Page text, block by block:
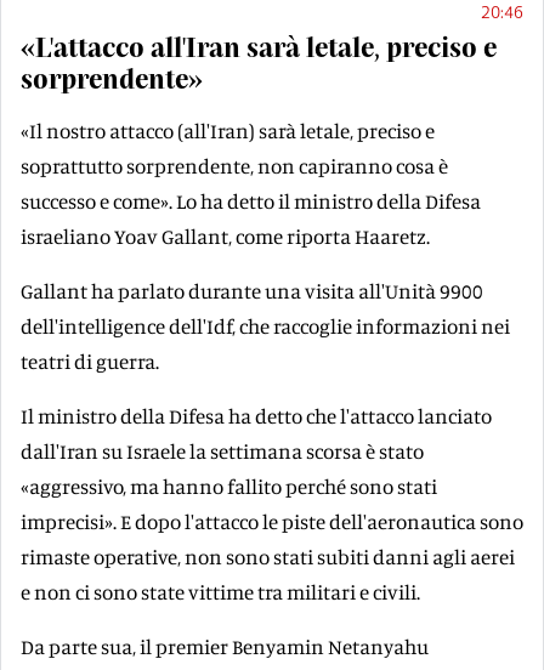
20:46
«L'attacco all'Iran sarà letale, preciso e
sorprendente»
«Il nostro attacco (all'Iran) sarà letale, preciso e
soprattutto sorprendente, non capiranno cosa è
successo e come». Lo ha detto il ministro della Difesa
israeliano Yoav Gallant, come riporta Haaretz.
Gallant ha parlato durante una visita all'Unità 9900
dell'intelligence dell'Idf, che raccoglie informazioni nei
teatri di guerra.
Il ministro della Difesa ha detto che l'attacco lanciato
dall'Iran su Israele la settimana scorsa è stato
«aggressivo, ma hanno fallito perché sono stati
imprecisi». E dopo l'attacco le piste dell'aeronautica sono
rimaste operative, non sono stati subiti danni agli aerei
e non ci sono state vittime tra militari e civili.
Da parte sua, il premier Benyamin Netanyahu